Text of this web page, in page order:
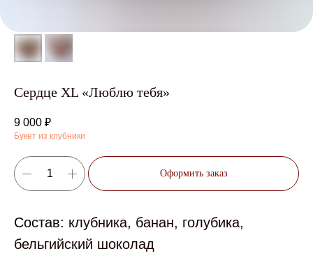
Сердце XL «Люблю тебя»
9 000 ₽
Букет из клубники
Оформить заказ
Состав: клубника, банан, голубика,
бельгийский шоколад